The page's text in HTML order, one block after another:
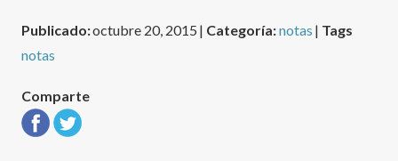
Publicado:octubre 20, 2015 | Categoría:notas | Tags
notas
Comparte